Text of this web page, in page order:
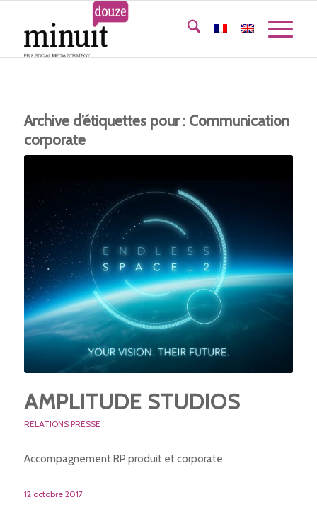
Archive d’étiquettes pour : Communication
corporate
AMPLITUDE STUDIOS
RELATIONS PRESSE
Accompagnement RP produit et corporate
12 octobre 2017